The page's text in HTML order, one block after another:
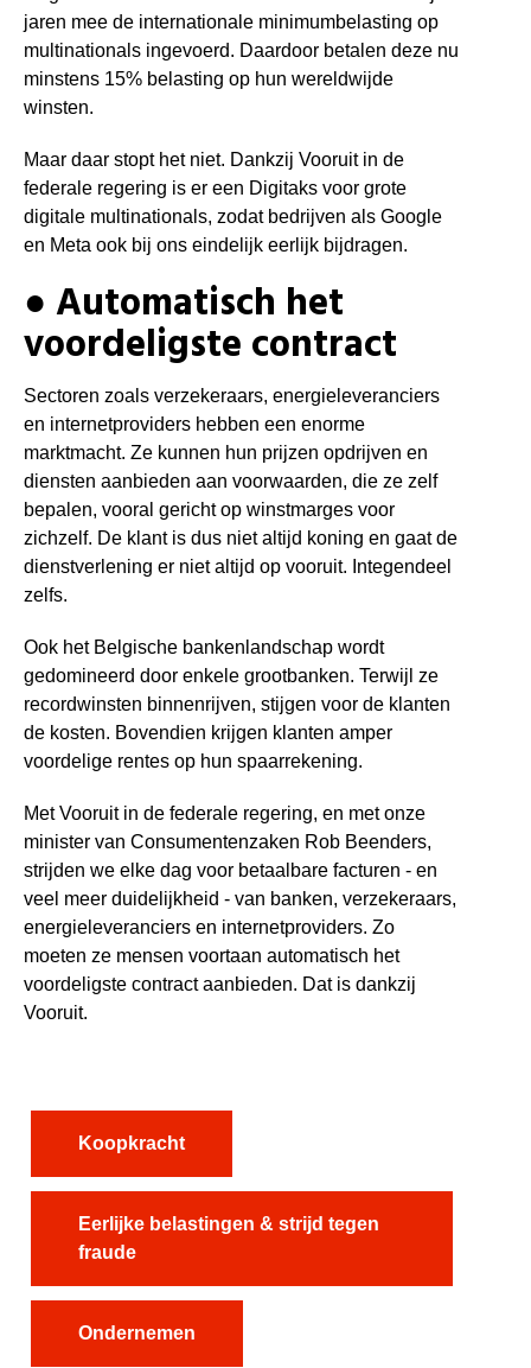
jaren mee de internationale minimumbelasting op
multinationals ingevoerd. Daardoor betalen deze nu
minstens 15% belasting op hun wereldwijde
winsten.
Maar daar stopt het niet. Dankzij Vooruit in de
federale regering is er een Digitaks voor grote
digitale multinationals, zodat bedrijven als Google
en Meta ook bij ons eindelijk eerlijk bijdragen.
●Automatisch het
voordeligste contract
Sectoren zoals verzekeraars, energieleveranciers
en internetproviders hebben een enorme
marktmacht. Ze kunnen hun prijzen opdrijven en
diensten aanbieden aan voorwaarden, die ze zelf
bepalen, vooral gericht op winstmarges voor
zichzelf. De klant is dus niet altijd koning en gaat de
dienstverlening er niet altijd op vooruit. Integendeel
zelfs.
Ook het Belgische bankenlandschap wordt
gedomineerd door enkele grootbanken. Terwijl ze
recordwinsten binnenrijven, stijgen voor de klanten
de kosten. Bovendien krijgen klanten amper
voordelige rentes op hun spaarrekening.
Met Vooruit in de federale regering, en met onze
minister van Consumentenzaken Rob Beenders,
strijden we elke dag voor betaalbare facturen - en
veel meer duidelijkheid - van banken, verzekeraars,
energieleveranciers en internetproviders. Zo
moeten ze mensen voortaan automatisch het
voordeligste contract aanbieden. Dat is dankzij
Vooruit.
Koopkracht
Eerlijke belastingen & strijd tegen
fraude
Ondernemen